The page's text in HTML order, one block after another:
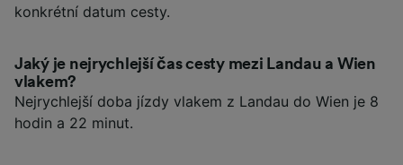
konkrétní datum cesty.
Jaký je nejrychlejší čas cesty mezi Landau a Wien
vlakem?
Nejrychlejší doba jízdy vlakem z Landau do Wien je 8
hodin a 22 minut.